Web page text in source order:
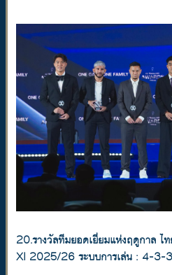
20.รางวัลทีมยอดเยี่ยมแห่งฤดูกาล ไ
XI 2025/26 ระบบการเล่น : 4-3-3